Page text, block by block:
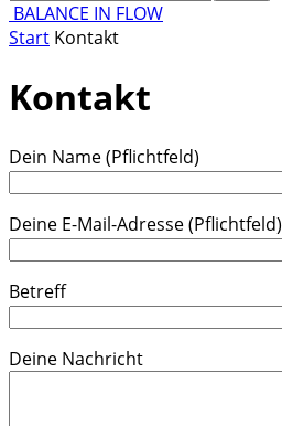
BALANCE IN FLOW
Start Kontakt
Kontakt
Dein Name (Pflichtfeld)
Deine E-Mail-Adresse (Pflichtfeld)
Betreff
Deine Nachricht